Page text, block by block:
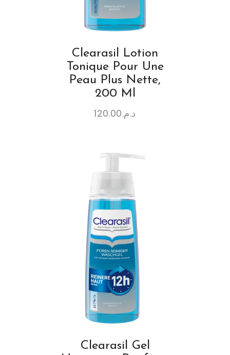
Clearasil Lotion
Tonique Pour Une
Peau Plus Nette,
200 Ml
د.م.120.00
Clearasil Gel